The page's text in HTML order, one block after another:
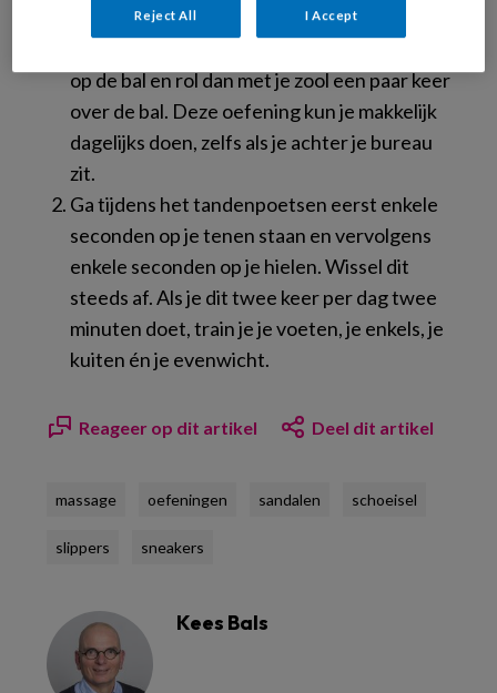
voet masseren. Leg daarvoor de bal op een
op de bal en rol dan met je zool een paar keer
over de bal. Deze oefening kun je makkelijk
dagelijks doen, zelfs als je achter je bureau
zit.
Ga tijdens het tandenpoetsen eerst enkele
seconden op je tenen staan en vervolgens
enkele seconden op je hielen. Wissel dit
steeds af. Als je dit twee keer per dag twee
minuten doet, train je je voeten, je enkels, je
kuiten én je evenwicht.
Reageer op dit artikel Deel dit artikel
massage oefeningen sandalen schoeisel
slippers sneakers
Kees Bals
Reject All I Accept